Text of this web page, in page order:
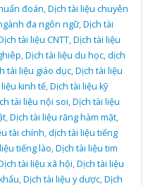
đoán,Dịch tài liệu chuyên
đa ngôn ngữ,Dịch tài
tài liệu CNTT,Dịch tài liệu
,Dịch tài liệu du học,dịch
tài liệu giáo dục,Dịch tài liệu
kinh tế,Dịch tài liệu kỹ
tài liệu nội soi,Dịch tài liệu
,Dịch tài liệu răng hàm mặt,
tài chính,dịch tài liệu tiếng
tiếng lào,Dịch tài liệu tim
tài liệu xã hội,Dịch tài liệu
,Dịch tài liệu y dược,Dịch